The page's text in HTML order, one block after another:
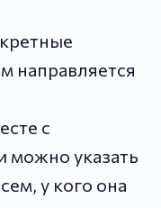
направляется
с
указать
у кого она